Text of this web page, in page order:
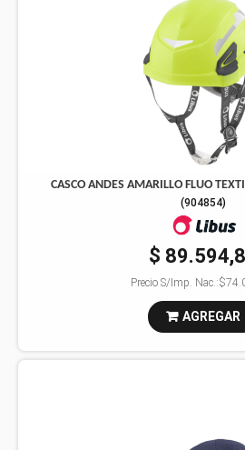
CASCO ANDES AMARILLO FLUO
(904854)
$
Precio S/Imp. Nac.:
AGREGAR